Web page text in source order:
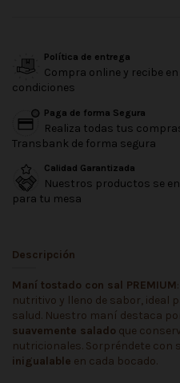
Política de entrega
Compra online y recibe
condiciones
Paga de forma Segura
Realiza todas tus
Transbank de forma segura
Calidad Garantizada
Nuestros productos se
para tu mesa
Descripción
Maní tostado con sal PREMIUM
nutritivo y lleno de sabor, ideal
salud. Nuestro maní destaca
suavemente salado que
nutricionales. Sorpréndete con
inigualable en cada bocado.